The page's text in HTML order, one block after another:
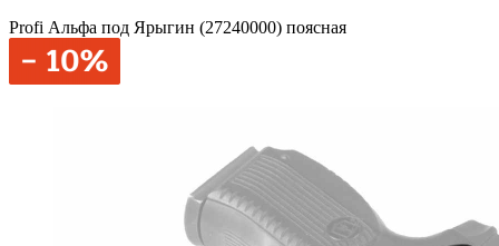
Profi Альфа под Ярыгин (27240000) поясная